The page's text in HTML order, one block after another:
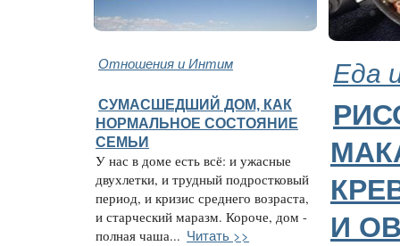
Отношения и Интим Еда
СУМАСШЕДШИЙ ДОМ, КАК
НОРМАЛЬНОЕ СОСТОЯНИЕ
СЕМЬИ
У нас в доме есть всё: и ужасные
двухлетки, и трудный подростковый
период, и кризис среднего возраста,
и старческий маразм. Короче, дом -
полная чаша... Читать >>
И